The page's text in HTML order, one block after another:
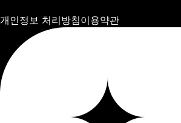
개인정보 처리방침이용약관